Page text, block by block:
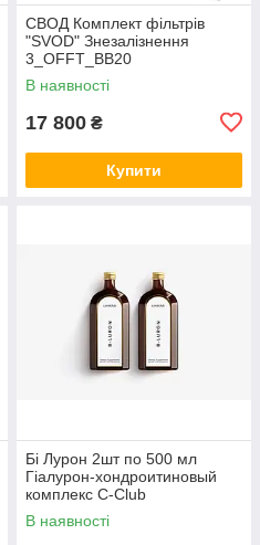
СВОД Комплект фільтрів
"SVOD" Знезалізнення
3_OFFT_BB20
В наявності
17 800 ₴
Купити
Бі Лурон 2шт по 500 мл
Гіалурон-хондроитиновый
комплекс С-Club
В наявності